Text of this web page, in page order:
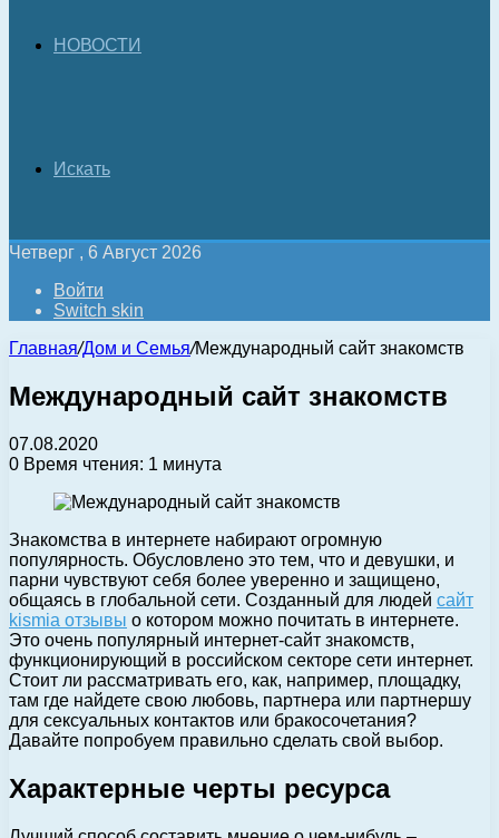
НОВОСТИ
Искать
Четверг , 6 Август 2026
Войти
Switch skin
Главная/Дом и Семья/Международный сайт знакомств
Международный сайт знакомств
07.08.2020
0 Время чтения: 1 минута
Знакомства в интернете набирают огромную
популярность. Обусловлено это тем, что и девушки, и
парни чувствуют себя более уверенно и защищено,
общаясь в глобальной сети. Созданный для людей сайт
kismia отзывы о котором можно почитать в интернете.
Это очень популярный интернет-сайт знакомств,
функционирующий в российском секторе сети интернет.
Стоит ли рассматривать его, как, например, площадку,
там где найдете свою любовь, партнера или партнершу
для сексуальных контактов или бракосочетания?
Давайте попробуем правильно сделать свой выбор.
Характерные черты ресурса